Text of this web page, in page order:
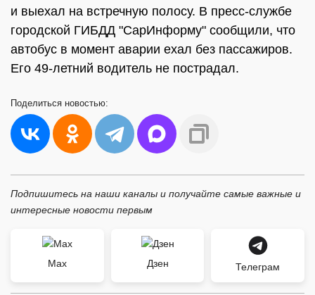
и выехал на встречную полосу. В пресс-службе
городской ГИБДД "СарИнформу" сообщили, что
автобус в момент аварии ехал без пассажиров.
Его 49-летний водитель не пострадал.
Поделиться новостью:
Подпишитесь на наши каналы и получайте самые важные и
интересные новости первым
Max Дзен Телеграм